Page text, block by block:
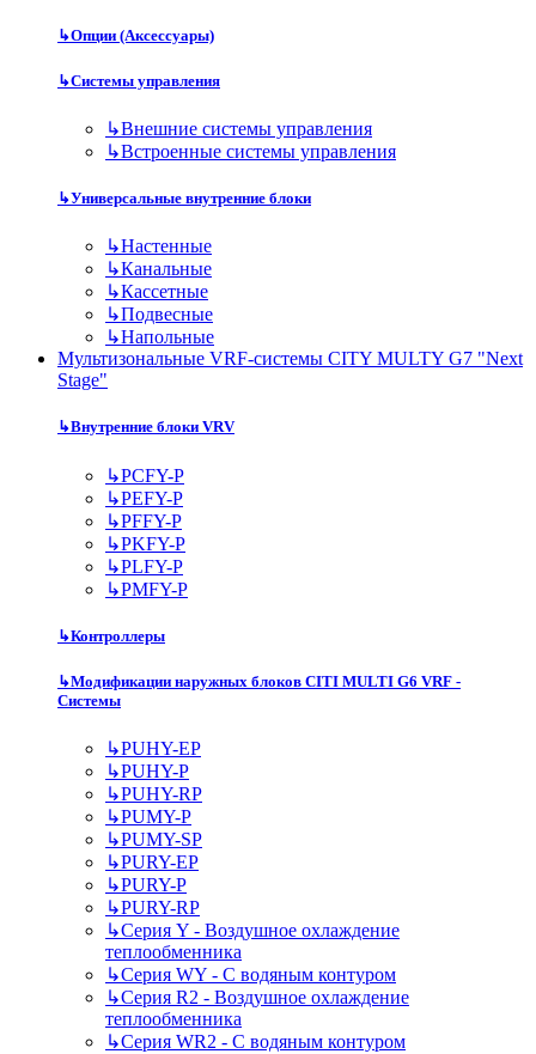
↳Опции (Аксессуары)
↳Системы управления
↳Внешние системы управления
↳Встроенные системы управления
↳Универсальные внутренние блоки
↳Настенные
↳Канальные
↳Кассетные
↳Подвесные
↳Напольные
Мультизональные VRF-системы CITY MULTY G7 "Next
Stage"
↳Внутренние блоки VRV
↳PCFY-P
↳PEFY-P
↳PFFY-P
↳PKFY-P
↳PLFY-P
↳PMFY-P
↳Контроллеры
↳Модификации наружных блоков CITI MULTI G6 VRF -
Системы
↳PUHY-EP
↳PUHY-P
↳PUHY-RP
↳PUMY-P
↳PUMY-SP
↳PURY-EP
↳PURY-P
↳PURY-RP
↳Серия Y - Воздушное охлаждение
теплообменника
↳Серия WY - С водяным контуром
↳Серия R2 - Воздушное охлаждение
теплообменника
↳Серия WR2 - С водяным контуром